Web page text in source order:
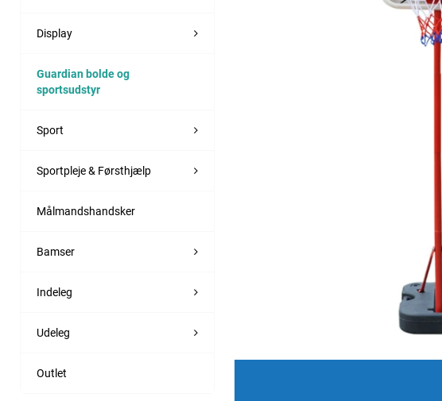
Display
Guardian bolde og
sportsudstyr
Sport
Sportpleje & Førsthjælp
Målmandshandsker
Bamser
Indeleg
Udeleg
Outlet